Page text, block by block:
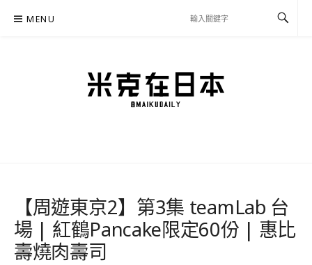
MENU
【周遊東京2】第3集 teamLab 台
場 | 紅鶴Pancake限定60份 | 惠比
壽燒肉壽司